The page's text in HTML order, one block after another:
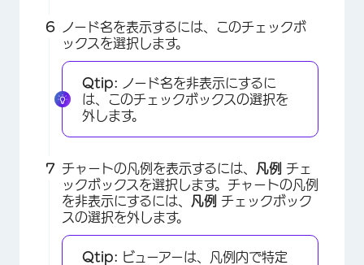
ノード名を表示するには、このチェックボ
ックスを選択します。
Qtip: ノード名を非表示にするに
は、このチェックボックスの選択を
外します。
チャートの凡例を表示するには、 凡例 チェ
ックボックスを選択します。チャートの凡例
を非表示にするには、
凡例 チェックボック
スの選択を外します。
Qtip: ビューアーは、凡例内で特定